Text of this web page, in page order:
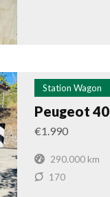
Station Wagon
Peugeot
€1.990
290.000 km
170